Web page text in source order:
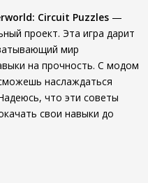
Circuit Puzzles —
проект. Эта игра дарит
мир
на прочность. С модом
наслаждаться
что эти советы
свои навыки до